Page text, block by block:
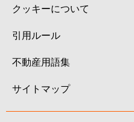
クッキーについて
引用ルール
不動産用語集
サイトマップ